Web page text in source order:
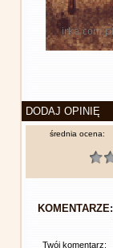
DODAJ OPINIĘ
średnia ocena:
KOMENTARZE:
Twój komentarz: